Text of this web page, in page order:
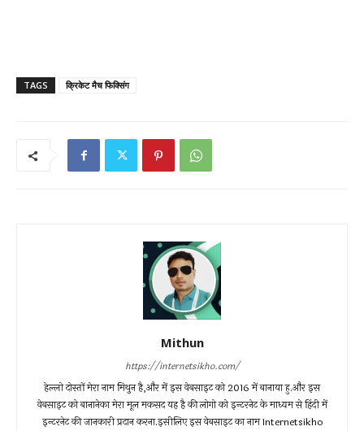
TAGS क्रिकेट मैच फिक्सिंग
Mithun
https://internetsikho.com/
हेल्लो दोस्तों मेरा नाम मिथुन है,और में इस वेबसाइट को 2016 में बानाया हु.और इस
वेबसाइट को बानानेका मेरा मूल मकसद यह है की लोगो को इन्टरनेट के माध्यम से हिंदी में
इन्टरनेट की जानकारी प्रदान करना.इसीलिए इस वेबसाइट का नाम Internetsikho